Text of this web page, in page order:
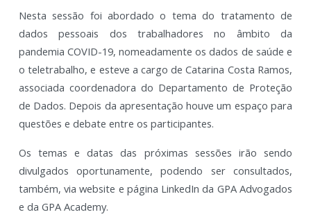
Nesta sessão foi abordado o tema do tratamento de
dados pessoais dos trabalhadores no âmbito da
pandemia COVID-19, nomeadamente os dados de saúde e
o teletrabalho, e esteve a cargo de Catarina Costa Ramos,
associada coordenadora do Departamento de Proteção
de Dados. Depois da apresentação houve um espaço para
questões e debate entre os participantes.
Os temas e datas das próximas sessões irão sendo
divulgados oportunamente, podendo ser consultados,
também, via website e página LinkedIn da GPA Advogados
e da GPA Academy.